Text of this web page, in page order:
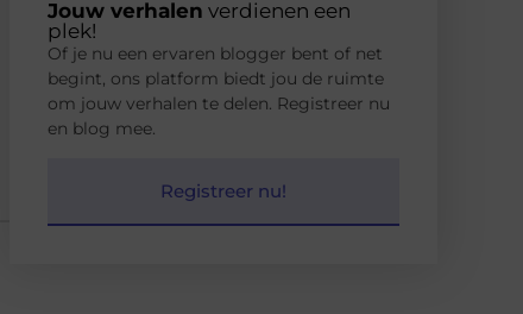
Jouw verhalen verdienen een
plek!
Of je nu een ervaren blogger bent of net
begint, ons platform biedt jou de ruimte
om jouw verhalen te delen. Registreer nu
en blog mee.
Registreer nu!